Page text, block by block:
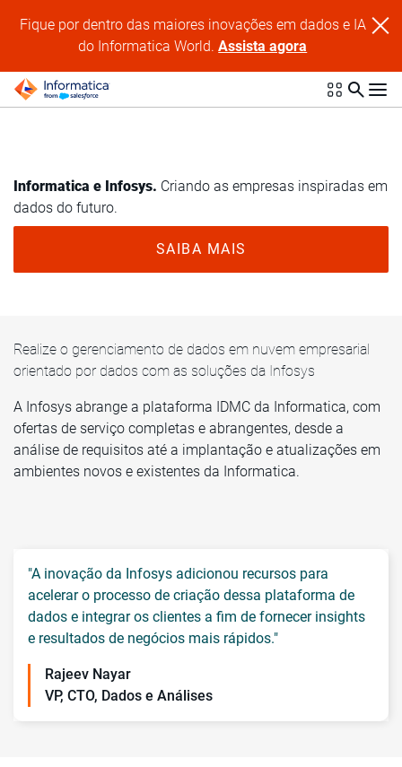
Fique por dentro das maiores inovações em dados e IA
do Informatica World.Assista agora
Informatica e Infosys. Criando as empresas inspiradas em
dados do futuro.
SAIBA MAIS
Realize o gerenciamento de dados em nuvem empresarial
orientado por dados com as soluções da Infosys
A Infosys abrange a plataforma IDMC da Informatica, com
ofertas de serviço completas e abrangentes, desde a
análise de requisitos até a implantação e atualizações em
ambientes novos e existentes da Informatica.
"A inovação da Infosys adicionou recursos para
acelerar o processo de criação dessa plataforma de
dados e integrar os clientes a fim de fornecer insights
e resultados de negócios mais rápidos."
Rajeev Nayar
VP, CTO, Dados e Análises